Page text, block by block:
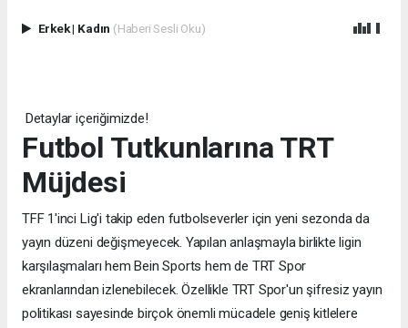
Erkek| Kadın (Haberi Sesli Oku)
Detaylar içeriğimizde!
Futbol Tutkunlarına TRT
Müjdesi
TFF 1'inci Lig'i takip eden futbolseverler için yeni sezonda da
yayın düzeni değişmeyecek. Yapılan anlaşmayla birlikte ligin
karşılaşmaları hem Bein Sports hem de TRT Spor
ekranlarından izlenebilecek. Özellikle TRT Spor'un şifresiz yayın
politikası sayesinde birçok önemli mücadele geniş kitlelere